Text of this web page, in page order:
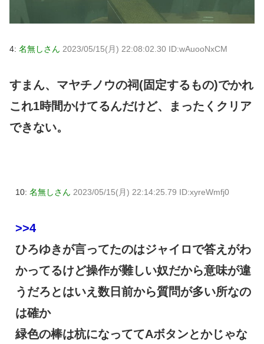
4: 名無しさん 2023/05/15(月) 22:08:02.30 ID:wAuooNxCM
すまん、マヤチノウの祠(固定するもの)でかれ
これ1時間かけてるんだけど、まったくクリア
できない。
10: 名無しさん 2023/05/15(月) 22:14:25.79 ID:xyreWmfj0
>>4
ひろゆきが言ってたのはジャイロで答えがわ
かってるけど操作が難しい奴だから意味が違
うだろとはいえ数日前から質問が多い所なの
は確か
緑色の棒は杭になっててAボタンとかじゃな